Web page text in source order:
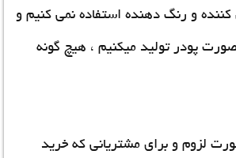
و رنگ دهنده استفاده نمی کنیم و
پودر تولید میکنیم ، هیچ گونه
لزوم و برای مشتریانی که خرید